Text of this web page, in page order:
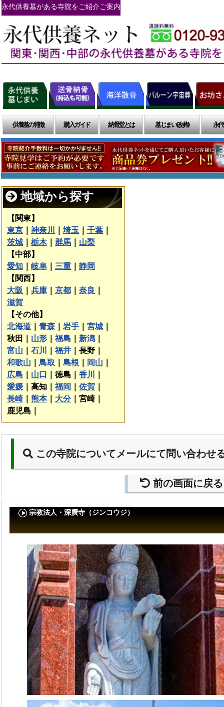
永代供養墓がある寺院をご紹介ご案内
供養墓の特徴 購入ガイド 納骨堂とは 墓じまい(改葬) 永
地域から探す
【関東】
東京
神奈川 埼玉 千葉
茨城
栃木｜ 群馬
山梨
【中部】
愛知
岐阜 三重
静岡
【関西】
大阪
兵庫 京都 奈良
滋賀
【その他】
北海道
青森 岩手 宮城
秋田｜ 山形 福島 新潟
富山
石川 福井
長野｜
和歌山
鳥取 島根 岡山
広島
山口 徳島｜ 香川
愛媛
高知｜ 福岡 佐賀
長崎｜ 熊本｜ 大分｜ 宮崎｜
鹿児島｜
この寺院についてメールにて問い合わせ
前の画面に戻る
宗教法人・深廣寺（ジンコウジ）